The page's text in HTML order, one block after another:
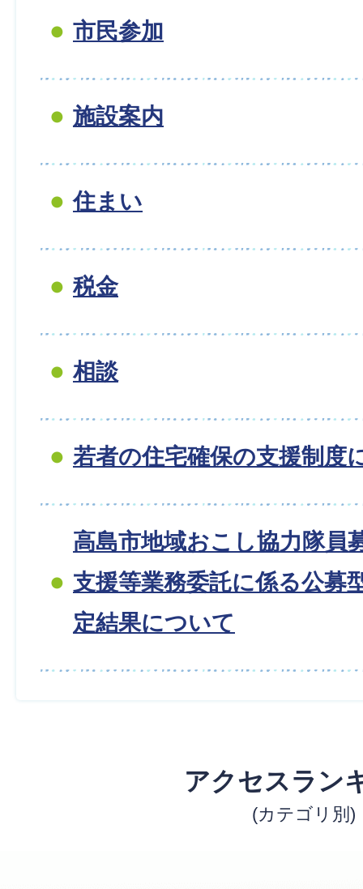
市民参加
施設案内
住まい
税金
相談
若者の住宅確保の支援制度
高島市地域おこし協力隊員
支援等業務委託に係る公募
定結果について
アクセスラン
(カテゴリ別)